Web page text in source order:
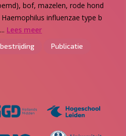
bof, mazelen, rode hond
Haemophilus influenzae type b
Lees meer
Publicatie